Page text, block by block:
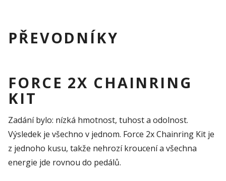
PŘEVODNÍKY
FORCE 2X CHAINRING
KIT
Zadání bylo: nízká hmotnost, tuhost a odolnost.
Výsledek je všechno v jednom. Force 2x Chainring Kit je
z jednoho kusu, takže nehrozí kroucení a všechna
energie jde rovnou do pedálů.